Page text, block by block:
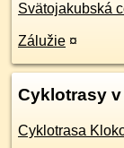
Svätojakubská
Zálužie ¤
Cyklotrasy
Cyklotrasa